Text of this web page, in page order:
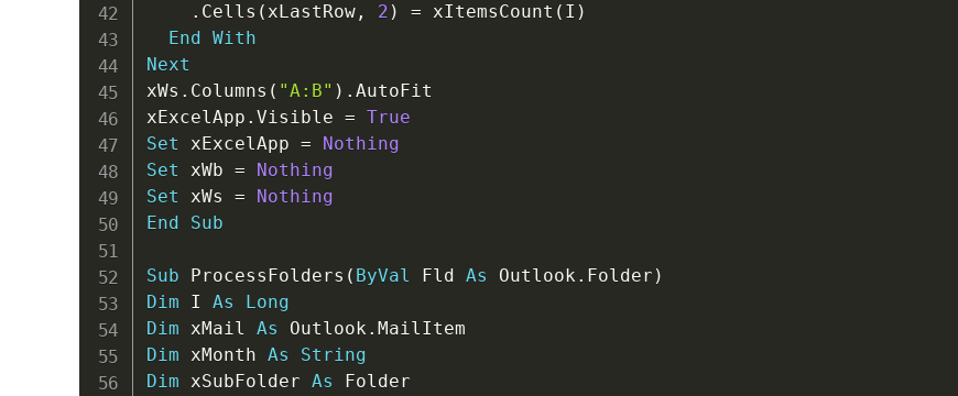
. Cells ( xLastRow, 2 ) = xItemsCount ( I )
End
With
Next
xWs . Columns ( "A:B" ) . AutoFit
xExcelApp . Visible = True
Set xExcelApp =
Nothing
Set xWb =
Nothing
Set xWs =
Nothing
End
Sub
Sub ProcessFolders ( ByVal Fld As Outlook . Folder )
Dim I As
Long
Dim xMail As Outlook .
Dim xMonth As
String
Dim xSubFolder As